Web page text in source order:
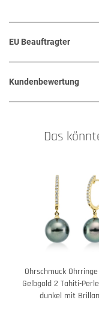
EU Beauftragter
Kundenbewertung
Das
Ohrschmuck
Gelbgold 2 Tahiti-
dunkel mit